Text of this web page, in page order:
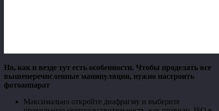
Но, как и везде тут есть особенности. Чтобы проделать все
вышеперечисленные манипуляции, нужно настроить
фотоаппарат
Максимально откройте диафрагму и выберите